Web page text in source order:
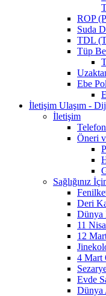
ROP
Suda
TDL
Tüp
Ebe
İletişim Ulaşım -
İletişim
Öneri
Sağlığınız
Deri
Dünya
11
12
4 Mart
Evde
Dünya